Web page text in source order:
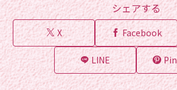
シェアする
X Facebook
LINE